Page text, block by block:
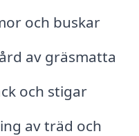
och buskar
av gräsmatta
och stigar
av träd och